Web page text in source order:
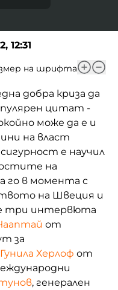
на шрифта
добра криза да
цитат -
може да е и
на власт
е научил
на
го в момента с
на Швеция и
три интервюта
от
за
Гунила Херлоф от
, генерален